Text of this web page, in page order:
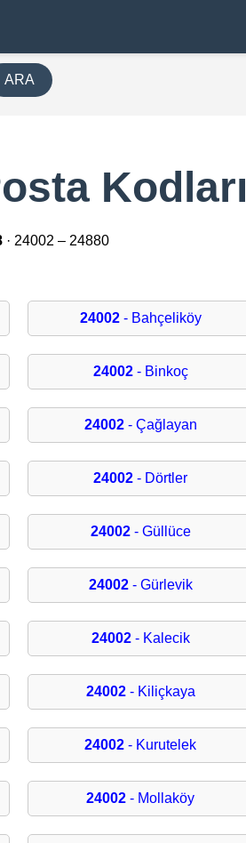
ARA
Kodları
· 24002 – 24880
24002- Bahçeliköy
24002- Binkoç
24002- Çağlayan
24002 - Dörtler
24002- Güllüce
24002- Gürlevik
24002- Kalecik
24002- Kiliçkaya
24002 - Kurutelek
24002 - Mollaköy